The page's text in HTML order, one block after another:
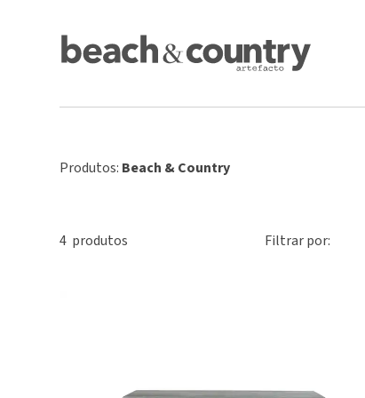
Produtos: Beach & Country
4 produtos Filtrar por: